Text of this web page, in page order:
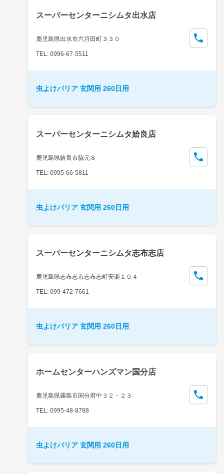
スーパーセンターニシムタ出水店
鹿児島県出水市六月田町３３０
TEL: 0996-67-5511
虫よけバリア 玄関用 260日用
スーパーセンターニシムタ姶良店
鹿児島県姶良市脇元８
TEL: 0995-66-5811
虫よけバリア 玄関用 260日用
スーパーセンターニシムタ志布志店
鹿児島県志布志市志布志町安楽１０４
TEL: 099-472-7661
虫よけバリア 玄関用 260日用
ホームセンターハンズマン国分店
鹿児島県霧島市国分府中３２－２３
TEL: 0995-48-8788
虫よけバリア 玄関用 260日用